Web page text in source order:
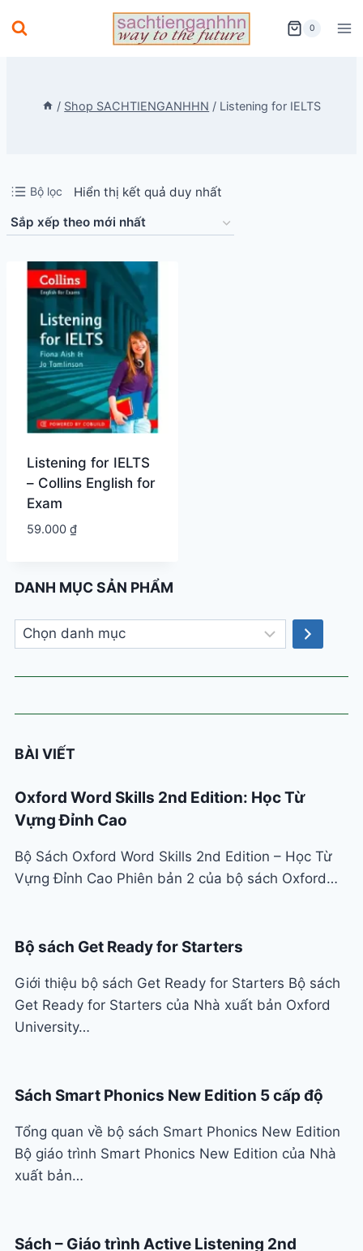
to
0
/ Shop SACHTIENGANHHN / Listening for IELTS
Bộ lọc Hiển thị kết quả duy nhất
Listening for IELTS
– Collins English for
Exam
59.000 ₫
DANH MỤC SẢN PHẨM
Chọn
danh
mục
BÀI VIẾT
Oxford Word Skills 2nd Edition: Học Từ
Vựng Đỉnh Cao
Bộ Sách Oxford Word Skills 2nd Edition – Học Từ
Vựng Đỉnh Cao Phiên bản 2 của bộ sách Oxford…
Bộ sách Get Ready for Starters
Giới thiệu bộ sách Get Ready for Starters Bộ sách
Get Ready for Starters của Nhà xuất bản Oxford
University…
Sách Smart Phonics New Edition 5 cấp độ
Tổng quan về bộ sách Smart Phonics New Edition
Bộ giáo trình Smart Phonics New Edition của Nhà
xuất bản…
Sách – Giáo trình Active Listening 2nd